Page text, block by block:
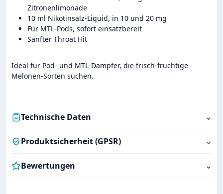
Zitronenlimonade
10 ml Nikotinsalz-Liquid, in 10 und 20 mg
Für MTL-Pods, sofort einsatzbereit
Sanfter Throat Hit
Ideal für Pod- und MTL-Dampfer, die frisch-fruchtige
Melonen-Sorten suchen.
Technische Daten ⌄
Produktsicherheit (GPSR) ⌄
Bewertungen ⌄